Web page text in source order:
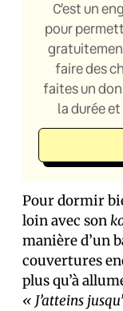
C’est un
pour
faire des
faites un
la durée
Pour dormir
loin avec son
manière d’un
couvertures
plus qu’à
« J’atteins